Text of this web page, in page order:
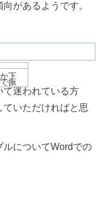
があるようです。
下
振
て迷われている方
ていただければと思
ルについてWordでの